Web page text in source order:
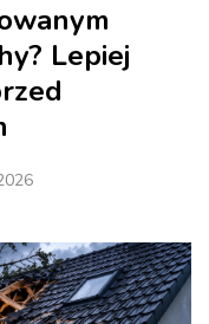
Lepiej